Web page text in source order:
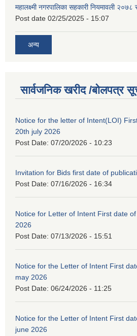
महालक्ष्मी नगरपालिका सहकारी नियमावली
Post date 02/25/2025 - 15:07
अन्य
सार्वजनिक खरीद /बोलपत्र
Notice for the letter of Intent(LOI)
20th july 2026
Post Date: 07/20/2026 - 10:23
Invitation for Bids first date of
Post Date: 07/16/2026 - 16:34
Notice for Letter of Intent First date
2026
Post Date: 07/13/2026 - 15:51
Notice for the Letter of Intent First
may 2026
Post Date: 06/24/2026 - 11:25
Notice for the Letter of Intent First
june 2026